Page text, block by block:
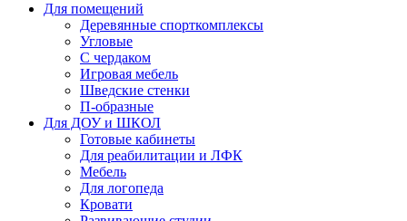
Для помещений
Деревянные спорткомплексы
Угловые
С чердаком
Игровая мебель
Шведские стенки
П-образные
Для ДОУ и ШКОЛ
Готовые кабинеты
Для реабилитации и ЛФК
Мебель
Для логопеда
Кровати